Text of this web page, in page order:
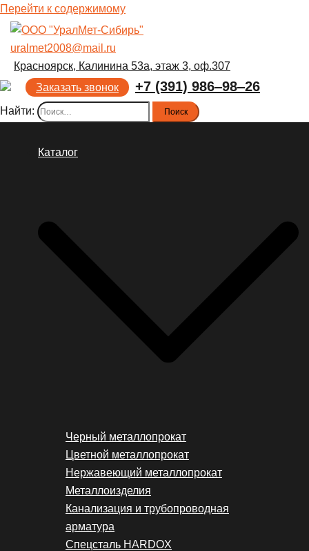
Перейти к содержимому
uralmet2008@mail.ru
Красноярск, Калинина 53а, этаж 3, оф.307
Заказать звонок
+7 (391) 986‒98‒26
Найти:
Каталог
Черный металлопрокат
Цветной металлопрокат
Нержавеющий металлопрокат
Металлоизделия
Канализация и трубопроводная
арматура
Спецсталь HARDOX